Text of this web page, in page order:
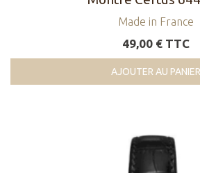
Made in France
49,00 € TTC
AJOUTER AU PANIER